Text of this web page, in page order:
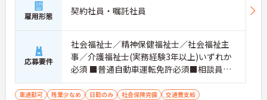
雇用形態 契約社員・嘱託社員
応募要件
社会福祉士／精神保健福祉士／社会福祉主
事／介護福祉士(実務経験3年以上)いずれか
必須 ■普通自動車運転免許必須■相談員業
務経験もしくは介護業務経験(年数不問)必須
車通勤可 残業少なめ 日勤のみ 社会保険完備 交通費支給